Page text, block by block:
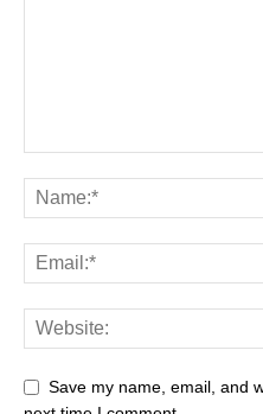
Save my name, email, and